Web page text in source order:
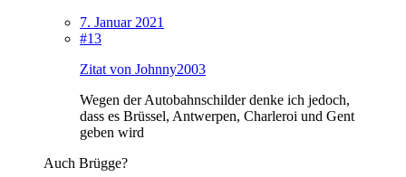
7. Januar 2021
#13
Zitat von Johnny2003
Wegen der Autobahnschilder denke ich jedoch,
dass es Brüssel, Antwerpen, Charleroi und Gent
geben wird
Auch Brügge?